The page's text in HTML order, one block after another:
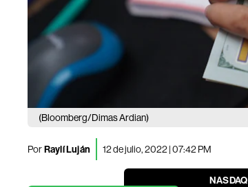
(Bloomberg/Dimas Ardian)
PorRaylí Luján 12 de julio, 2022 | 07:42 PM
NASDAQ